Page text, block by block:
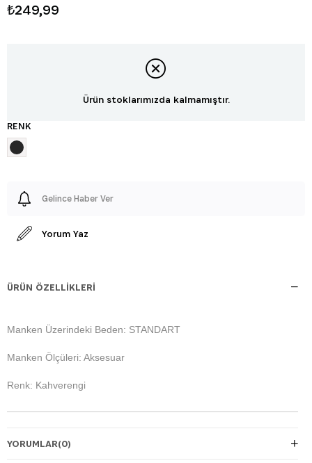
₺249,99
Ürün stoklarımızda kalmamıştır.
RENK
Gelince Haber Ver
Yorum Yaz
ÜRÜN ÖZELLIKLERI
Manken Üzerindeki Beden: STANDART
Manken Ölçüleri: Aksesuar
Renk: Kahverengi
YORUMLAR(0)